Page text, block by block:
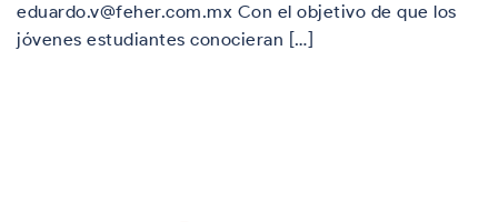
eduardo.v@feher.com.mx Con el objetivo de que los
jóvenes estudiantes conocieran […]